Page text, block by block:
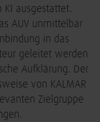
KI ausgestattet.
AUV unmittelbar
in das
geleitet werden
Aufklärung. Der
von KALMAR
Zielgruppe